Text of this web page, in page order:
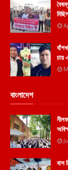
চায়
বাংলাদেশ
বাস